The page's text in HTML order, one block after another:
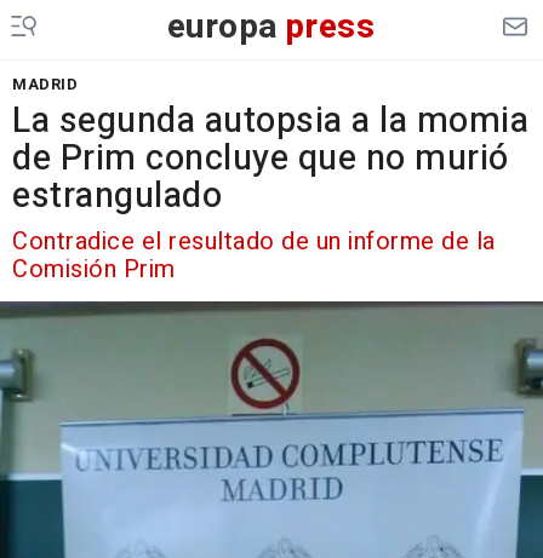
europa press
MADRID
La segunda autopsia a la momia
de Prim concluye que no murió
estrangulado
Contradice el resultado de un informe de la
Comisión Prim